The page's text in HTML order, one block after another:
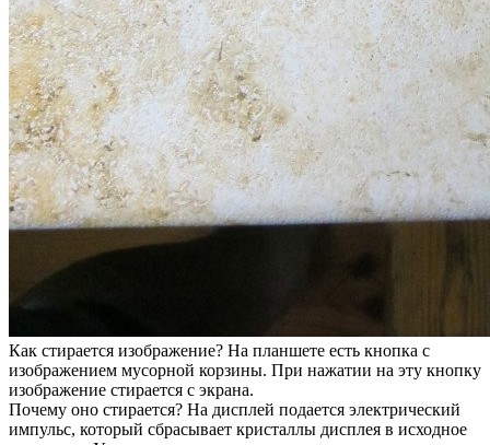
Как стирается изображение? На планшете есть кнопка с
изображением мусорной корзины. При нажатии на эту кнопку
изображение стирается с экрана.
Почему оно стирается? На дисплей подается электрический
импульс, который сбрасывает кристаллы дисплея в исходное